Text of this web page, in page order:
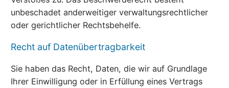
unbeschadet anderweitiger verwaltungsrechtlicher
oder gerichtlicher Rechtsbehelfe.
Recht auf Daten­übertrag­barkeit
Sie haben das Recht, Daten, die wir auf Grundlage
Ihrer Einwilligung oder in Erfüllung eines Vertrags